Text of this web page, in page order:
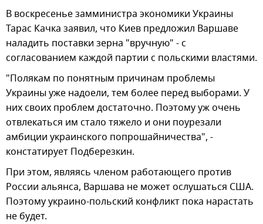
В воскресенье замминистра экономики Украины
Тарас Качка заявил, что Киев предложил Варшаве
наладить поставки зерна "вручную" - с
согласованием каждой партии с польскими властями.
"Полякам по понятным причинам проблемы
Украины уже надоели, тем более перед выборами. У
них своих проблем достаточно. Поэтому уж очень
отвлекаться им стало тяжело и они поурезали
амбиции украинского попрошайничества", -
констатирует Подберезкин.
При этом, являясь членом работающего против
России альянса, Варшава не может ослушаться США.
Поэтому украино-польский конфликт пока нарастать
не будет.